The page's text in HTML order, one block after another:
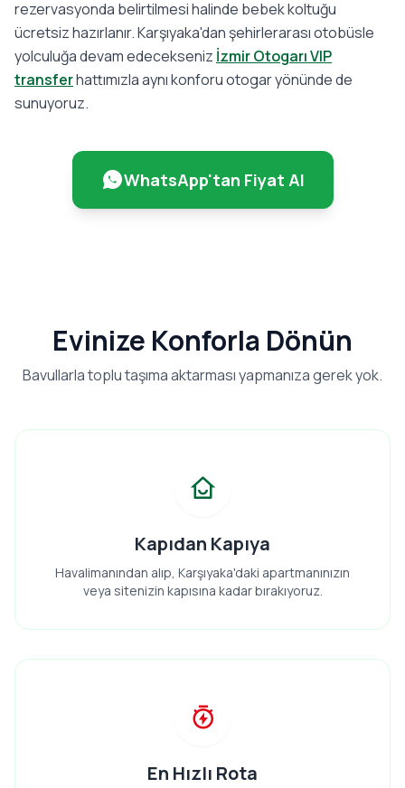
rezervasyonda belirtilmesi halinde bebek koltuğu
ücretsiz hazırlanır. Karşıyaka'dan şehirlerarası otobüsle
yolculuğa devam edecekseniz İzmir Otogarı VIP
transferhattımızla aynı konforu otogar yönünde de
sunuyoruz.
WhatsApp'tan Fiyat Al
Evinize Konforla Dönün
Bavullarla toplu taşıma aktarması yapmanıza gerek yok.
Kapıdan Kapıya
Havalimanından alıp, Karşıyaka'daki apartmanınızın
veya sitenizin kapısına kadar bırakıyoruz.
En Hızlı Rota